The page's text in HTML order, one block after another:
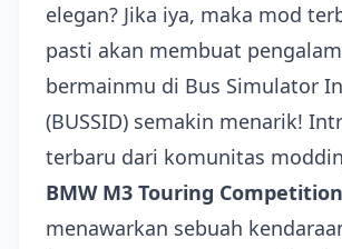
elegan? Jika iya, maka mod
pasti akan membuat
bermainmu di Bus Simulator
(BUSSID) semakin menarik!
terbaru dari komunitas
BMW M3 Touring
menawarkan sebuah